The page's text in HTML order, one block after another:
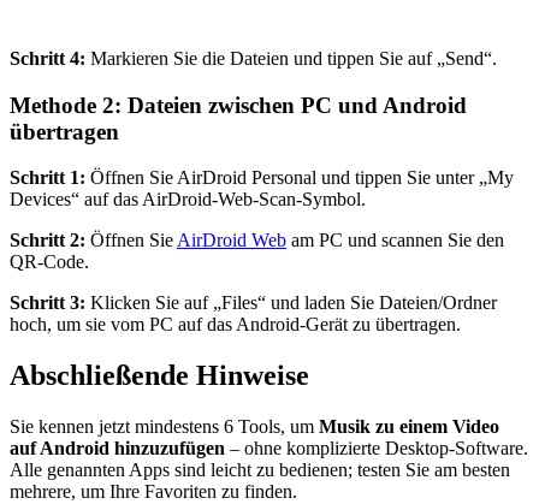
Schritt 4: Markieren Sie die Dateien und tippen Sie auf „Send“.
Methode 2: Dateien zwischen PC und Android
übertragen
Schritt 1: Öffnen Sie AirDroid Personal und tippen Sie unter „My
Devices“ auf das AirDroid‑Web‑Scan‑Symbol.
Schritt 2: Öffnen Sie AirDroid Web am PC und scannen Sie den
QR‑Code.
Schritt 3: Klicken Sie auf „Files“ und laden Sie Dateien/Ordner
hoch, um sie vom PC auf das Android‑Gerät zu übertragen.
Abschließende Hinweise
Sie kennen jetzt mindestens 6 Tools, um Musik zu einem Video
auf Android hinzuzufügen – ohne komplizierte Desktop‑Software.
Alle genannten Apps sind leicht zu bedienen; testen Sie am besten
mehrere, um Ihre Favoriten zu finden.